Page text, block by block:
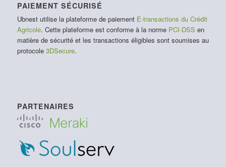
PAIEMENT SÉCURISÉ
Ubnest utilise la plateforme de paiement E-transactions du Crédit
Agricole. Cette plateforme est conforme à la norme PCI-DSS en
matière de sécurité et les transactions éligibles sont soumises au
protocole 3DSecure.
PARTENAIRES